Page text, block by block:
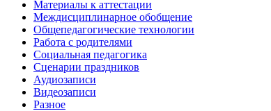
Материалы к аттестации
Междисциплинарное обобщение
Общепедагогические технологии
Работа с родителями
Социальная педагогика
Сценарии праздников
Аудиозаписи
Видеозаписи
Разное